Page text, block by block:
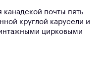
канадской почты пять
круглой карусели и
цирковыми